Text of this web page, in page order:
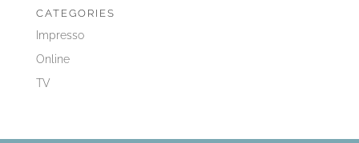
CATEGORIES
Impresso
Online
TV